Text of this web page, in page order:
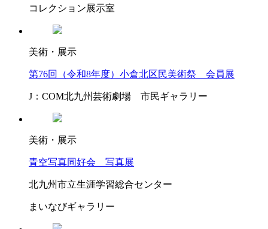
コレクション展示室
美術・展示
第76回（令和8年度）小倉北区民美術祭 会員展
J：COM北九州芸術劇場 市民ギャラリー
美術・展示
青空写真同好会 写真展
北九州市立生涯学習総合センター
まいなびギャラリー